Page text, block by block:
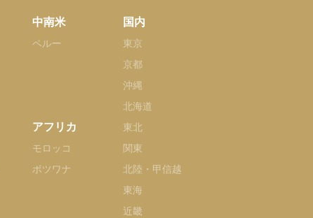
中南米
ペルー
アフリカ
モロッコ
ボツワナ
国内
東京
京都
沖縄
北海道
東北
関東
北陸・甲信越
東海
近畿